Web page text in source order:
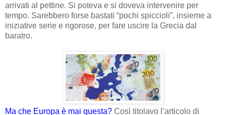
arrivati al pettine. Si poteva e si doveva intervenire per
tempo. Sarebbero forse bastati “pochi spiccioli”, insieme a
iniziative serie e rigorose, per fare uscire la Grecia dal
baratro.
Ma che Europa è mai questa? Così titolavo l’articolo di